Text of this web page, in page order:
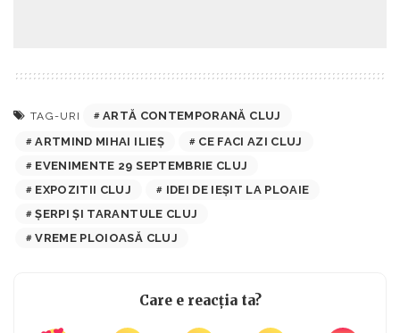
TAG-URI
ARTĂ CONTEMPORANĂ CLUJ
ARTMIND MIHAI ILIEȘ
CE FACI AZI CLUJ
EVENIMENTE 29 SEPTEMBRIE CLUJ
EXPOZITII CLUJ
IDEI DE IEȘIT LA PLOAIE
ȘERPI ȘI TARANTULE CLUJ
VREME PLOIOASĂ CLUJ
Care e reacția ta?